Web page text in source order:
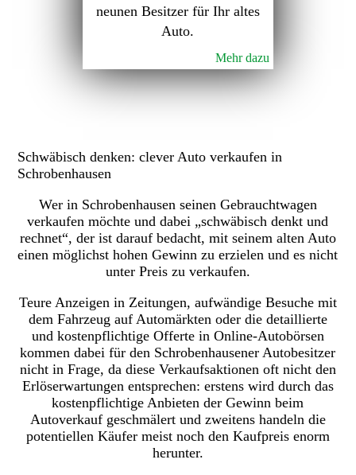
neunen Besitzer für Ihr altes
Auto.
Mehr dazu
Schwäbisch denken: clever Auto verkaufen in
Schrobenhausen
Wer in Schrobenhausen seinen Gebrauchtwagen
verkaufen möchte und dabei „schwäbisch denkt und
rechnet“, der ist darauf bedacht, mit seinem alten Auto
einen möglichst hohen Gewinn zu erzielen und es nicht
unter Preis zu verkaufen.
Teure Anzeigen in Zeitungen, aufwändige Besuche mit
dem Fahrzeug auf Automärkten oder die detaillierte
und kostenpflichtige Offerte in Online-Autobörsen
kommen dabei für den Schrobenhausener Autobesitzer
nicht in Frage, da diese Verkaufsaktionen oft nicht den
Erlöserwartungen entsprechen: erstens wird durch das
kostenpflichtige Anbieten der Gewinn beim
Autoverkauf geschmälert und zweitens handeln die
potentiellen Käufer meist noch den Kaufpreis enorm
herunter.